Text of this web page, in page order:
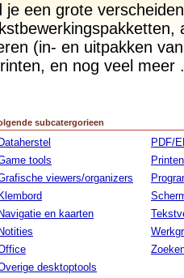
je een grote
(in- en uitpakken
en nog veel meer
subcatergorieen
Dataherstel
tools
viewers/organizers
Klembord
Navigatie en kaarten
Notities
desktoptools
PDF/
Printen